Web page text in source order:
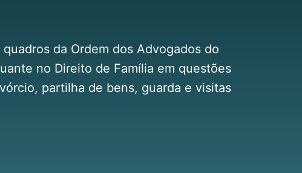
da Ordem dos Advogados do
no Direito de Família em questões
partilha de bens, guarda e visitas